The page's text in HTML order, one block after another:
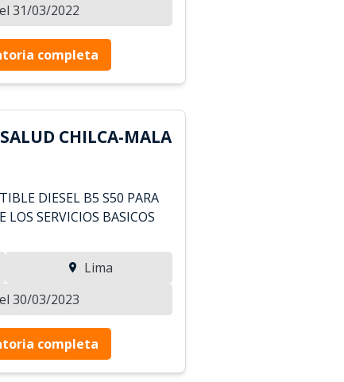
31/03/2022
completa
CHILCA-MALA
DIESEL B5 S50 PARA
SERVICIOS BASICOS
Lima
30/03/2023
completa